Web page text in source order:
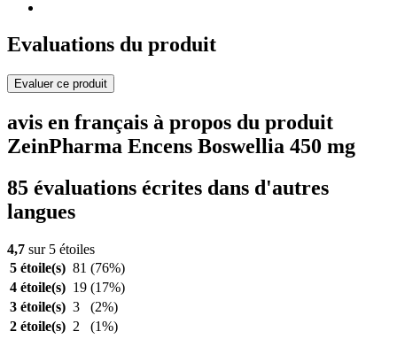
Evaluations du produit
Evaluer ce produit
avis en français à propos du produit
ZeinPharma Encens Boswellia 450 mg
85 évaluations écrites dans d'autres
langues
4,7 sur 5 étoiles
5 étoile(s) 81 (76%)
4 étoile(s) 19 (17%)
3 étoile(s) 3
(2%)
2 étoile(s) 2
(1%)